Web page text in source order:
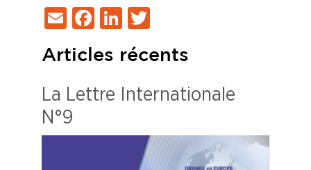
EmailFacebook
LinkedIn
Articles récents
La Lettre Internationale
N°9